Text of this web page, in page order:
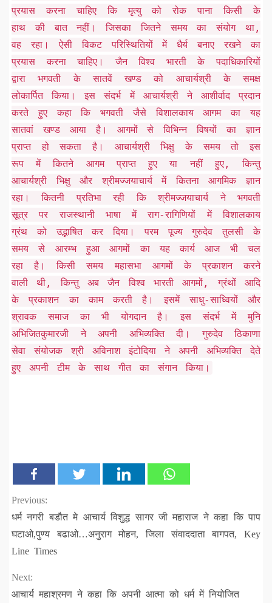
प्रयास करना चाहिए कि मृत्यु को रोक पाना किसी के
हाथ की बात नहीं। जिसका जितने समय का संयोग था,
वह रहा। ऐसी विकट परिस्थितियों में धैर्य बनाए रखने का
प्रयास करना चाहिए। जैन विश्व भारती के पदाधिकारियों
द्वारा भगवती के सातवें खण्ड को आचार्यश्री के समक्ष
लोकार्पित किया। इस संदर्भ में आचार्यश्री ने आशीर्वाद प्रदान
करते हुए कहा कि भगवती जैसे विशालकाय आगम का यह
सातवां खण्ड आया है। आगमों से विभिन्न विषयों का ज्ञान
प्राप्त हो सकता है। आचार्यश्री भिक्षु के समय तो इस
रूप में कितने आगम प्राप्त हुए या नहीं हुए, किन्तु
आचार्यश्री भिक्षु और श्रीमज्जयाचार्य में कितना आगमिक ज्ञान
रहा। कितनी प्रतिभा रही कि श्रीमज्जयाचार्य ने भगवती
सूत्र पर राजस्थानी भाषा में राग-रागिणियों में विशालकाय
ग्रंथ को उद्भाषित कर दिया। परम पूज्य गुरुदेव तुलसी के
समय से आरम्भ हुआ आगमों का यह कार्य आज भी चल
रहा है। किसी समय महासभा आगमों के प्रकाशन करने
वाली थी, किन्तु अब जैन विश्व भारती आगमों, ग्रंथों आदि
के प्रकाशन का काम करती है। इसमें साधु-साध्वियों और
श्रावक समाज का भी योगदान है। इस संदर्भ में मुनि
अभिजितकुमारजी ने अपनी अभिव्यक्ति दी। गुरुदेव ठिकाणा
सेवा संयोजक श्री अविनाश इंटोदिया ने अपनी अभिव्यक्ति देते
हुए अपनी टीम के साथ गीत का संगान किया।
Continue
Reading
Previous:
धर्म नगरी बडौत मे आचार्य विशुद्ध सागर जी महाराज ने कहा कि पाप
घटाओ,पुण्य बढाओ…अनुराग मोहन, जिला संवाददाता बागपत, Key
Line Times
Next:
आचार्य महाश्रमण ने कहा कि अपनी आत्मा को धर्म में नियोजित